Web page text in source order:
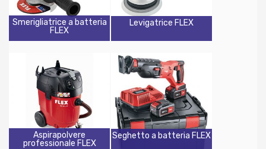
Smerigliatrice a batteria
FLEX
Levigatrice FLEX
Aspirapolvere
professionale FLEX
Seghetto a batteria FLEX